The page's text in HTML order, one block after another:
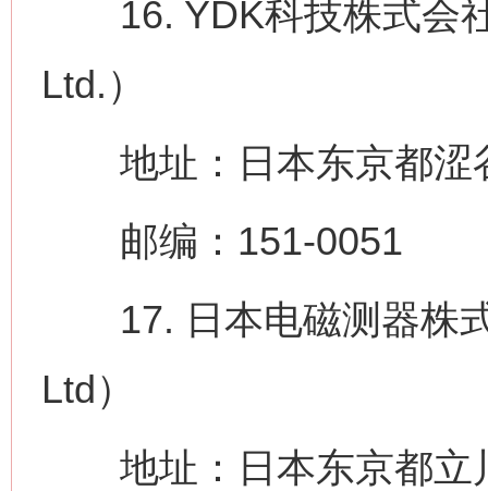
16. YDK科技株式会社
Ltd.）
地址：日本东京都涩
邮编：151-0051
17. 日本电磁测器株式
Ltd）
地址：日本东京都立